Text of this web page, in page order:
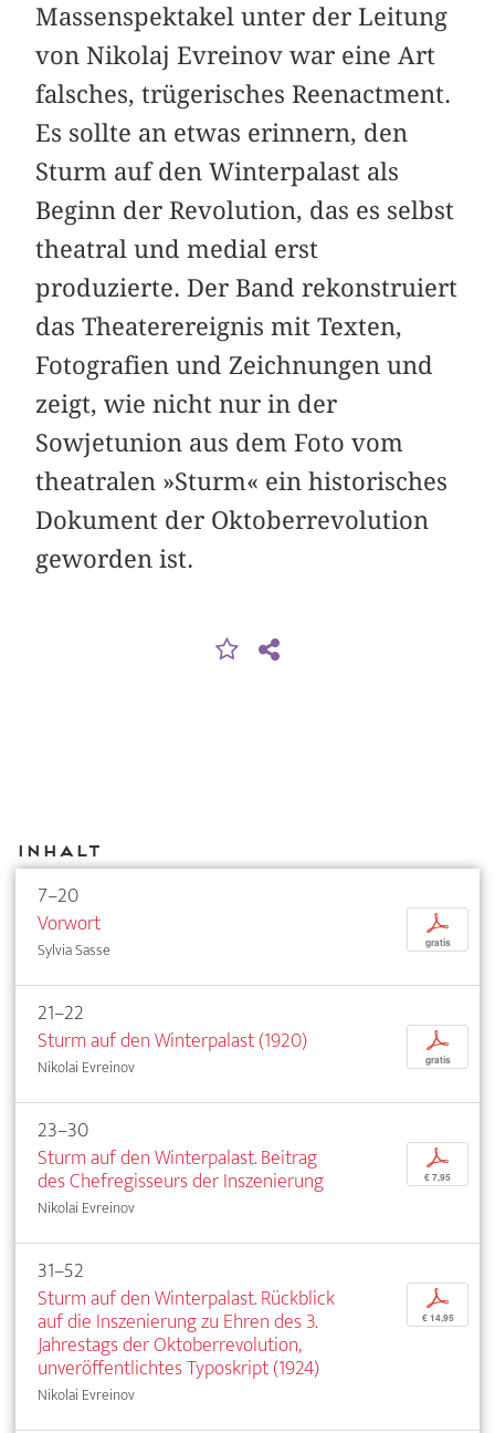
Massenspektakel unter der Leitung
von Nikolaj Evreinov war eine Art
falsches, trügerisches Reenactment.
Es sollte an etwas erinnern, den
Sturm auf den Winterpalast als
Beginn der Revolution, das es selbst
theatral und medial erst
produzierte. Der Band rekonstruiert
das Theaterereignis mit Texten,
Fotografien und Zeichnungen und
zeigt, wie nicht nur in der
Sowjetunion aus dem Foto vom
theatralen »Sturm« ein historisches
Dokument der Oktober­revolution
geworden ist.
Inhalt
7–20
Vorwort
Sylvia Sasse
p
gratis
21–22
Sturm auf den Winterpalast (1920)
Nikolai Evreinov
p
gratis
23–30
Sturm auf den Winterpalast. Beitrag
des Chefregisseurs der Inszenierung
Nikolai Evreinov
p
€ 7,95
31–52
Sturm auf den Winterpalast. Rückblick
auf die Inszenierung zu Ehren des 3.
Jahrestags der Oktoberrevolution,
unveröffentlichtes Typoskript (1924)
Nikolai Evreinov
p
€ 14,95